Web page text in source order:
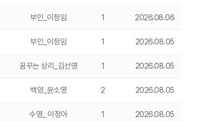
부민_이정임 1 2026.08.06
부민_이정임 1 2026.08.05
꿈꾸는 상리_김선영 1 2026.08.05
백양_윤소영 2 2026.08.05
수영_ 이정아 1 2026.08.05